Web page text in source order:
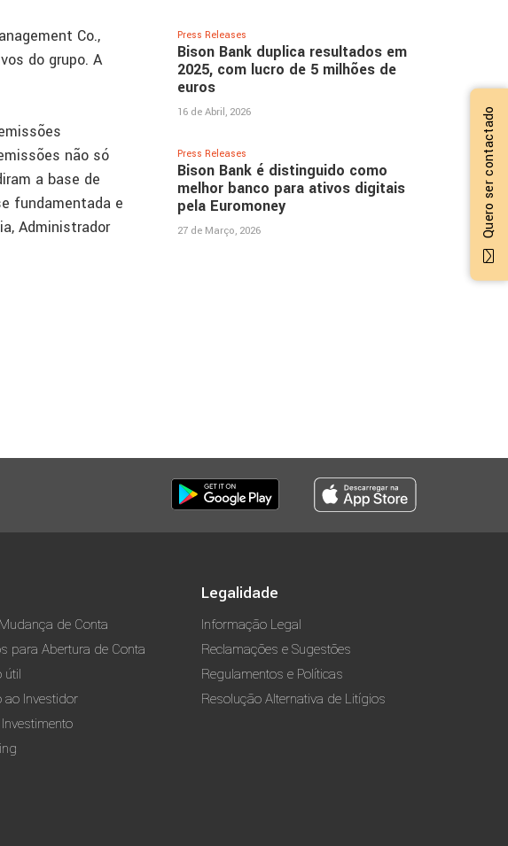
Co.,
do grupo. A
não só
a base de
fundamentada e
Administrador
Press Releases
Bison Bank duplica resultados em
2025, com lucro de 5 milhões de
euros
16 de Abril, 2026
Press Releases
Bison Bank é distinguido como
melhor banco para ativos digitais
pela Euromoney
27 de Março, 2026
de Conta
para Abertura de Conta
útil
Investidor
Legalidade
Informação Legal
Reclamações e Sugestões
Regulamentos e Políticas
Resolução Alternativa de Litígios
Quero ser contactado